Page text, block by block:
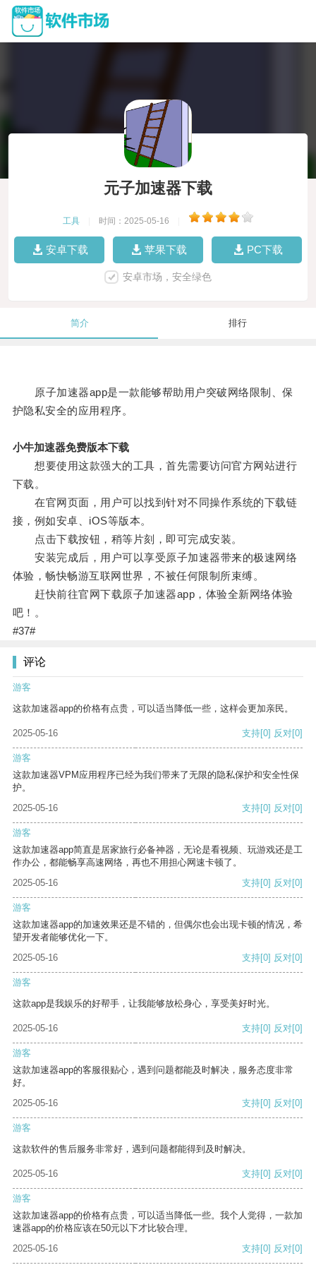
元子加速器下载
工具 时间：2025-05-16
安卓下载 苹果下载 PC下载
安卓市场，安全绿色
简介 排行
原子加速器app是一款能够帮助用户突破网络限制、保
护隐私安全的应用程序。
小牛加速器免费版本下载
想要使用这款强大的工具，首先需要访问官方网站进行
下载。
在官网页面，用户可以找到针对不同操作系统的下载链
接，例如安卓、iOS等版本。
点击下载按钮，稍等片刻，即可完成安装。
安装完成后，用户可以享受原子加速器带来的极速网络
体验，畅快畅游互联网世界，不被任何限制所束缚。
赶快前往官网下载原子加速器app，体验全新网络体验
吧！。
#37#
评论
游客
这款加速器app的价格有点贵，可以适当降低一些，这样会更加亲民。
2025-05-16 支持[0] 反对[0]
游客
这款加速器VPM应用程序已经为我们带来了无限的隐私保护和安全性保
护。
2025-05-16
支持[0] 反对[0]
游客
这款加速器app简直是居家旅行必备神器，无论是看视频、玩游戏还是工
作办公，都能畅享高速网络，再也不用担心网速卡顿了。
2025-05-16
支持[0] 反对[0]
游客
这款加速器app的加速效果还是不错的，但偶尔也会出现卡顿的情况，希
望开发者能够优化一下。
2025-05-16
支持[0] 反对[0]
游客
这款app是我娱乐的好帮手，让我能够放松身心，享受美好时光。
2025-05-16 支持[0] 反对[0]
游客
这款加速器app的客服很贴心，遇到问题都能及时解决，服务态度非常
好。
2025-05-16
支持[0] 反对[0]
游客
这款软件的售后服务非常好，遇到问题都能得到及时解决。
2025-05-16 支持[0] 反对[0]
游客
这款加速器app的价格有点贵，可以适当降低一些。我个人觉得，一款加
速器app的价格应该在50元以下才比较合理。
2025-05-16
支持[0] 反对[0]